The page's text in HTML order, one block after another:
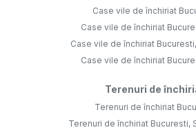
Case vile de închiriat
Case vile de închiriat
Case vile de închiriat
Case vile de închiriat
Terenuri de
Terenuri de închiriat
Terenuri de închiriat Bucuresti,